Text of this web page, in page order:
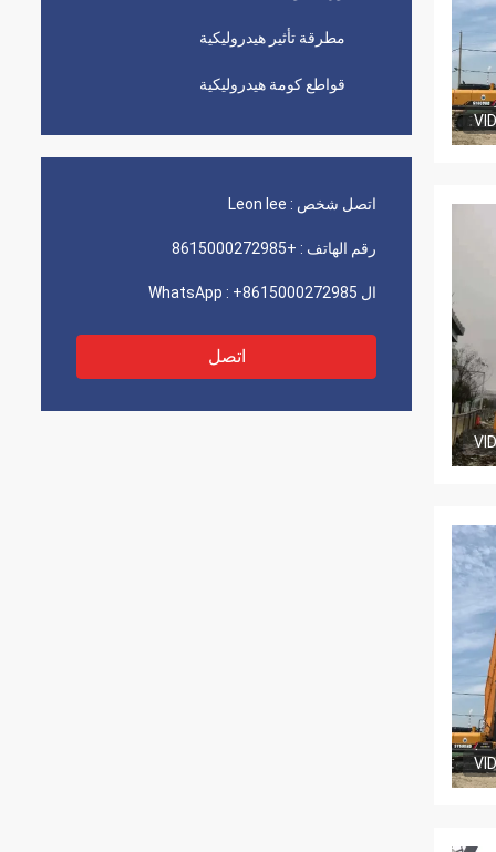
مطرقة تأثير هيدروليكية
قواطع كومة هيدروليكية
اتصل شخص : Leon lee
رقم الهاتف : +8615000272985
ال WhatsApp : +8615000272985
اتصل